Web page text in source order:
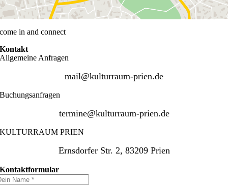
come in and connect
Kontakt
Allgemeine Anfragen
mail@kulturraum-prien.de
Buchungsanfragen
termine@kulturraum-prien.de
KULTURRAUM PRIEN
Ernsdorfer Str. 2, 83209 Prien
Kontaktformular